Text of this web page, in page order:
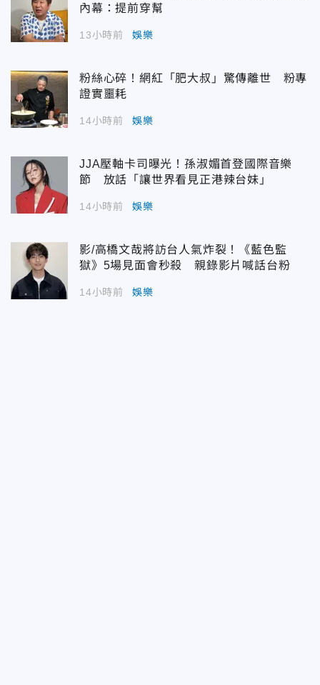
內幕：提前穿幫
13小時前 娛樂
粉絲心碎！網紅「肥大叔」驚傳離世 粉專
證實噩耗
14小時前 娛樂
JJA壓軸卡司曝光！孫淑媚首登國際音樂
節 放話「讓世界看見正港辣台妹」
14小時前 娛樂
影/高橋文哉將訪台人氣炸裂！《藍色監
獄》5場見面會秒殺 親錄影片喊話台粉
14小時前 娛樂